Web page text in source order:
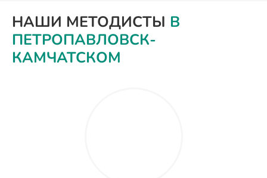
НАШИ МЕТОДИСТЫ В
ПЕТРОПАВЛОВСК-
КАМЧАТСКОМ